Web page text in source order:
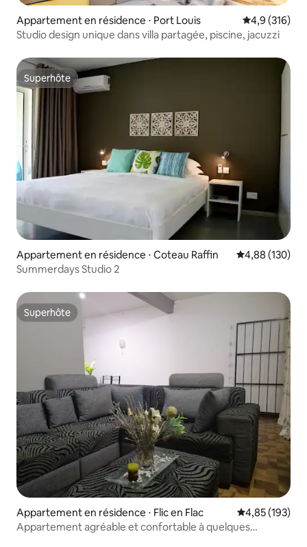
Appartement en résidence ⋅ Port Louis Évaluation
4,9 (316)
Studio design unique dans villa partagée, piscine, jacuzzi
Superhôte
Superhôte
Appartement en résidence ⋅ Coteau Raffin Évaluation
4,88 (130)
Summerdays Studio 2
Superhôte
Superhôte
Appartement en résidence ⋅ Flic en Flac Évaluation
4,85 (193)
Appartement agréable et confortable à quelques